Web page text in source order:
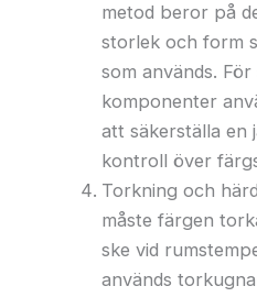
metod beror på
storlek och form
som används.
komponenter
att säkerställa en
kontroll över
Torkning och
måste färgen
ske vid
används